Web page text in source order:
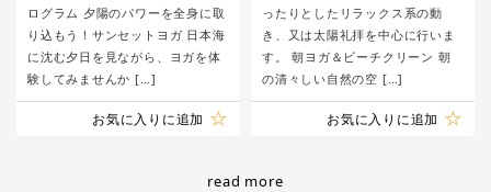
ログラム 夕陽のパワーを全身に取
り込もう！サンセットヨガ 日本海
に沈む夕日を見ながら、ヨガを体
験してみませんか […]
お気に入りに追加
ったりとしたリラックス系の動
き、又は太陽礼拝を中心に行いま
す。 朝ヨガ＆ビーチクリーン 朝
の清々しい自然の空 […]
お気に入りに追加
read more